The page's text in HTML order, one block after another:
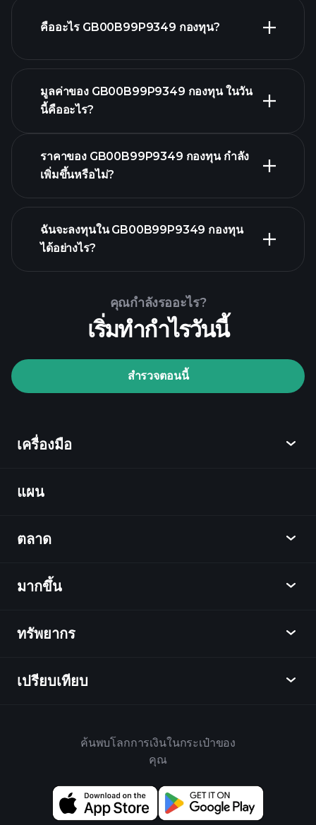
คืออะไร GB00B99P9349 กองทุน?
มูลค่าของ GB00B99P9349 กองทุน ในวัน
นี้คืออะไร?
ราคาของ GB00B99P9349 กองทุน กำลัง
เพิ่มขึ้นหรือไม่?
GB00B99P9349 กองทุน chart
ฉันจะลงทุนใน GB00B99P9349 กองทุน
ได้อย่างไร?
Playtrade Tournaments
โบรกเกอร์ที่แนะนำ
คุณกำลังรออะไร?
เริ่มทำกำไรวันนี้
สำรวจตอนนี้
เครื่องมือ
ค้นพบ
ศูนย์กลางการเรียนรู้
เดสก์ท็อป
แผน
ตลาด
ภาพรวม
ดัชนี
มากขึ้น
เป็นพันธมิตร
เกี่ยวกับเพลย์เทรด
ทรัพยากร
ศูนย์ช่วยเหลือ
นโยบายความเป็นส่วนตัว
เปรียบเทียบ
Yahoo Finance
TradingView
ค้นพบโลกการเงินในกระเป๋าของ
คุณ